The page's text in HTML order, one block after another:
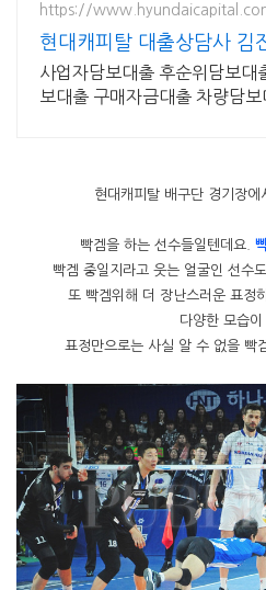
https://
현대캐피탈 대출상담사 김
사업자담보대출 후순위담보대
보대출 구매자금대출 차량담보
현대캐피탈 배구단 경기장에
빡겜을 하는 선수들일텐데요.
빡겜 중일지라고 웃는 얼굴인 선수
또 빡겜위해 더 장난스러운 표정
다양한 모습이
표정만으로는 사실 알 수 없을 빡